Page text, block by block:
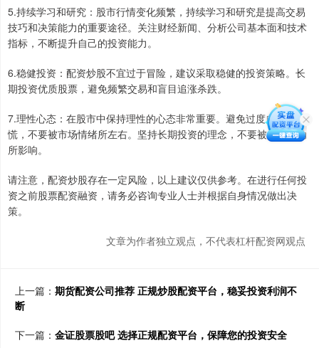
5.持续学习和研究：股市行情变化频繁，持续学习和研究是提高交易
技巧和决策能力的重要途径。关注财经新闻、分析公司基本面和技术
指标，不断提升自己的投资能力。
6.稳健投资：配资炒股不宜过于冒险，建议采取稳健的投资策略。长
期投资优质股票，避免频繁交易和盲目追涨杀跌。
7.理性心态：在股市中保持理性的心态非常重要。避免过度自信或恐
慌，不要被市场情绪所左右。坚持长期投资的理念，不要被短期波动
所影响。
请注意，配资炒股存在一定风险，以上建议仅供参考。在进行任何投
资之前股票配资融资，请务必咨询专业人士并根据自身情况做出决
策。
文章为作者独立观点，不代表杠杆配资网观点
上一篇： 期货配资公司推荐 正规炒股配资平台，稳妥投资利润不
断
下一篇： 金证股票股吧 选择正规配资平台，保障您的投资安全